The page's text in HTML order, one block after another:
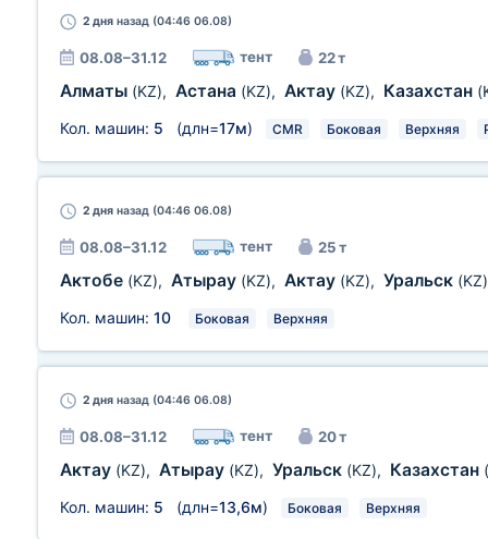
2 дня назад (04:46 06.08)
08.08–31.12 тент 22 т
Алматы (KZ), Астана (KZ), Актау (KZ), Казахстан
Кол. машин: 5 (длн=17м) CMR Боковая Верхняя
2 дня назад (04:46 06.08)
08.08–31.12 тент 25 т
Актобе (KZ), Атырау (KZ), Актау (KZ), Уральск (KZ)
Кол. машин: 10 Боковая Верхняя
2 дня назад (04:46 06.08)
08.08–31.12 тент 20 т
Актау (KZ), Атырау (KZ), Уральск (KZ), Казахстан
Кол. машин: 5 (длн=13,6м) Боковая Верхняя